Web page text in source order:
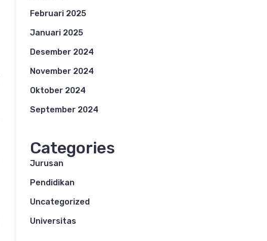
Februari 2025
Januari 2025
Desember 2024
November 2024
Oktober 2024
September 2024
Categories
Jurusan
Pendidikan
Uncategorized
Universitas